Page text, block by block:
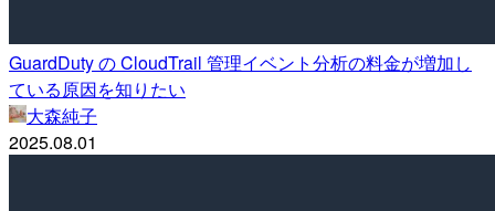
GuardDuty の CloudTrail 管理イベント分析の料金が増加し
ている原因を知りたい
大森純子
2025.08.01